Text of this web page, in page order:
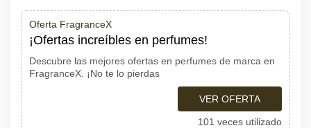
Oferta FragranceX
¡Ofertas increíbles en perfumes!
Descubre las mejores ofertas en perfumes de marca en
FragranceX. ¡No te lo pierdas
VER OFERTA
101 veces utilizado